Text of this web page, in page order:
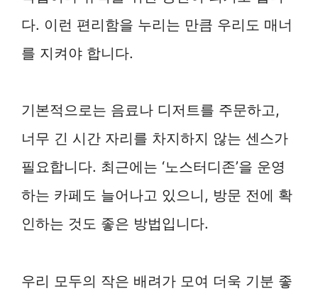
다. 이런 편리함을 누리는 만큼 우리도 매너
를 지켜야 합니다.
기본적으로는 음료나 디저트를 주문하고,
너무 긴 시간 자리를 차지하지 않는 센스가
필요합니다. 최근에는 ‘노스터디존’을 운영
하는 카페도 늘어나고 있으니, 방문 전에 확
인하는 것도 좋은 방법입니다.
우리 모두의 작은 배려가 모여 더욱 기분 좋